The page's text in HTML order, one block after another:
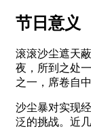
节日意义
滚滚沙尘遮天
夜，所到之处
之一，席卷自
沙尘暴对实现
泛的挑战。近